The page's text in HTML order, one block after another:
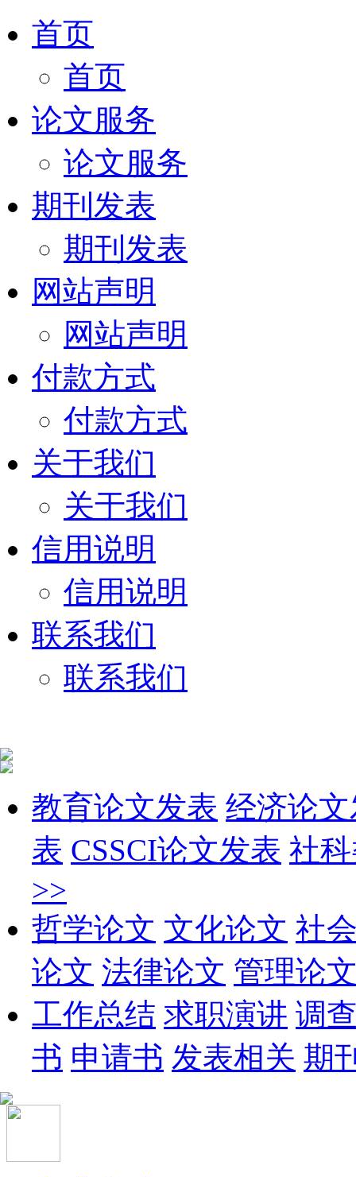
首页
首页
论文服务
论文服务
期刊发表
期刊发表
网站声明
网站声明
付款方式
付款方式
关于我们
关于我们
信用说明
信用说明
联系我们
联系我们
教育论文发表 经济论
表 CSSCI论文发表 社
>>
哲学论文 文化论文 社
论文 法律论文 管理论
工作总结 求职演讲 调
书 申请书 发表相关 期